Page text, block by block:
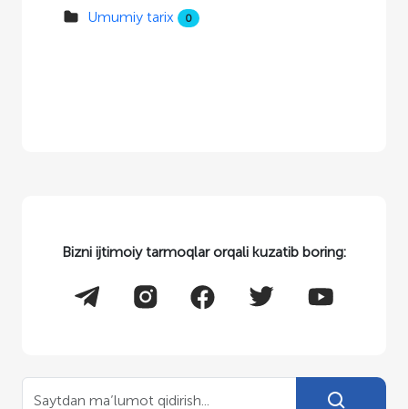
Umumiy tarix 0
Bizni ijtimoiy tarmoqlar orqali kuzatib boring: